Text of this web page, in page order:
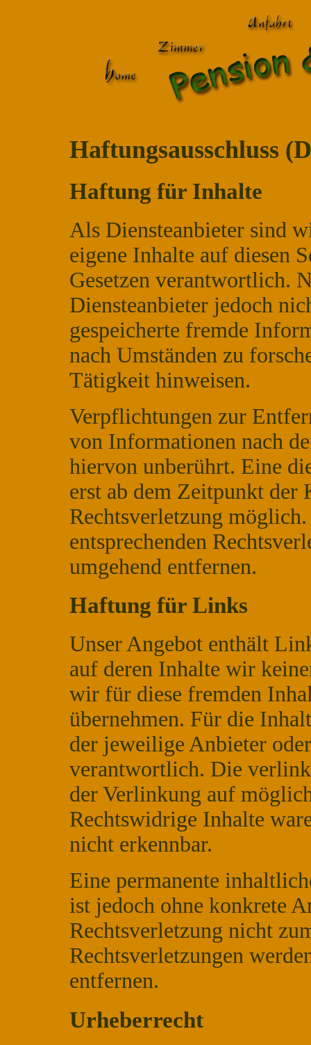
Haftungsausschluss
Haftung für Inhalte
Als Diensteanbieter sind
eigene Inhalte auf diesen
Gesetzen verantwortlich.
Diensteanbieter jedoch
gespeicherte fremde
nach Umständen zu
Tätigkeit hinweisen.
Verpflichtungen zur
von Informationen nach
hiervon unberührt. Eine
erst ab dem Zeitpunkt der
Rechtsverletzung
entsprechenden
umgehend entfernen.
Haftung für Links
Unser Angebot enthält
auf deren Inhalte wir
wir für diese fremden
übernehmen. Für die
der jeweilige Anbieter
verantwortlich. Die
der Verlinkung auf
Rechtswidrige Inhalte
nicht erkennbar.
Eine permanente
ist jedoch ohne konkrete
Rechtsverletzung nicht
Rechtsverletzungen
entfernen.
Urheberrecht